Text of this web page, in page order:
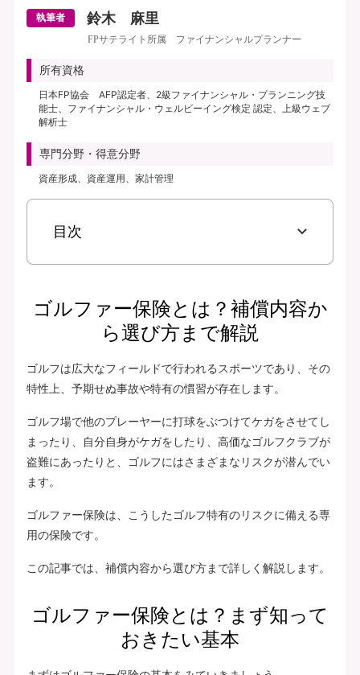
執筆者 鈴木 麻里
FPサテライト所属 ファイナンシャルプランナー
所有資格
日本FP協会 AFP認定者、2級ファイナンシャル・プランニング技
能士、ファイナンシャル・ウェルビーイング検定 認定、上級ウェブ
解析士
専門分野・得意分野
資産形成、資産運用、家計管理
目次
ゴルファー保険とは？補償内容か
ら選び方まで解説
ゴルフは広大なフィールドで行われるスポーツであり、その
特性上、予期せぬ事故や特有の慣習が存在します。
ゴルフ場で他のプレーヤーに打球をぶつけてケガをさせてし
まったり、自分自身がケガをしたり、高価なゴルフクラブが
盗難にあったりと、ゴルフにはさまざまなリスクが潜んでい
ます。
ゴルファー保険は、こうしたゴルフ特有のリスクに備える専
用の保険です。
この記事では、補償内容から選び方まで詳しく解説します。
ゴルファー保険とは？まず知って
おきたい基本